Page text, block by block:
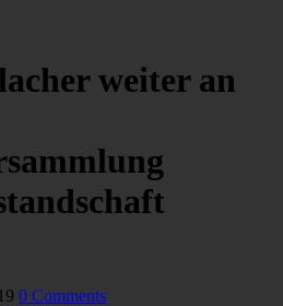
weiter an
0 Comments